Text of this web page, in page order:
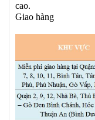
cao.
Giao hàng